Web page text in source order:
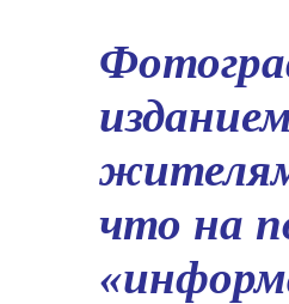
что на